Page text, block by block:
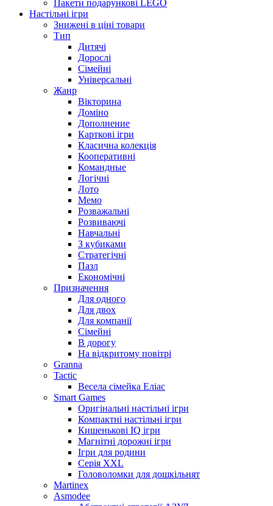
Пакети подарункові LEGO
Настільні ігри
Знижені в ціні товари
Тип
Дитячі
Дорослі
Сімейні
Універсальні
Жанр
Вікторина
Доміно
Дополнение
Карткові ігри
Класична колекція
Кооперативні
Командные
Логічні
Лото
Мемо
Розважальні
Розвиваючі
Навчальні
З кубиками
Стратегічні
Пазл
Економічні
Призначення
Для одного
Для двох
Для компанії
Сімейні
В дорогу
На відкритому повітрі
Granna
Tactic
Весела сімейка Еліас
Smart Games
Оригінальні настільні ігри
Компактні настільні ігри
Кишенькові IQ ігри
Магнітні дорожні ігри
Ігри для родини
Серія XXL
Головоломки для дошкільнят
Martinex
Asmodee